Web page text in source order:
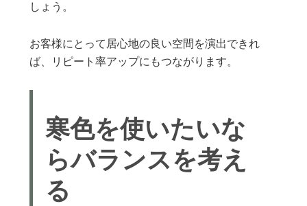
しょう。
お客様にとって居心地の良い空間を演出できれ
ば、リピート率アップにもつながります。
寒色を使いたいな
らバランスを考え
る